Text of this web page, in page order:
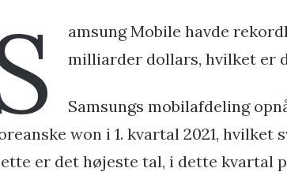
amsung Mobile havde
milliarder dollars, hvilket er
Samsungs mobilafdeling
won i 1. kvartal 2021,
er det højeste tal, i dette kvartal